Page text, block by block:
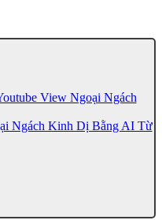
View Ngoại Ngách
Ngách Kinh Dị Bằng AI Từ